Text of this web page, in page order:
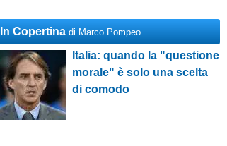
In Copertina di Marco Pompeo
Italia: quando la "questione
morale" è solo una scelta
di comodo